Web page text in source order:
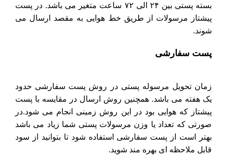
بسته پستی بین ۲۴ الی ۷۲ ساعت متغیر می باشد. در پست
پیشتاز مرسولات از طریق خط هوایی به مقصد ارسال می
شوند.
پست سفارشی
زمان تحویل مرسوله پستی در روش پست سفارشی حدود
یک هفته می باشد. همچنین روش ارسال در مقایسه با پست
پیشتاز که هوایی بود در این روش زمینی انجام می شود.در
صورتی که تعداد یا وزن مرسولات پستی شما زیاد می باشد
بهتر است از پست سفارشی استفاده شود تا بتوانید از سود
قابل ملاحظه ای بهره مند شوید.